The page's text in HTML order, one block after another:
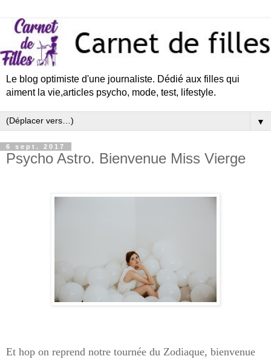
Le blog optimiste d'une journaliste. Dédié aux filles qui
aiment la vie,articles psycho, mode, test, lifestyle.
▼
6 sept. 2017
Psycho Astro. Bienvenue Miss Vierge
Et hop on reprend notre tournée du Zodiaque, bienvenue